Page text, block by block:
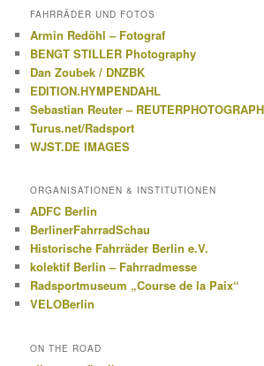
FAHRRÄDER UND FOTOS
Armin Redöhl – Fotograf
BENGT STILLER Photography
Dan Zoubek / DNZBK
EDITION.HYMPENDAHL
Sebastian Reuter –
Turus.net/Radsport
WJST.DE IMAGES
ORGANISATIONEN & INSTITUTIONEN
ADFC Berlin
BerlinerFahrradSchau
Historische Fahrräder Berlin e.V.
kolektif Berlin – Fahrradmesse
Radsportmuseum „Course de la Paix“
VELOBerlin
ON THE ROAD